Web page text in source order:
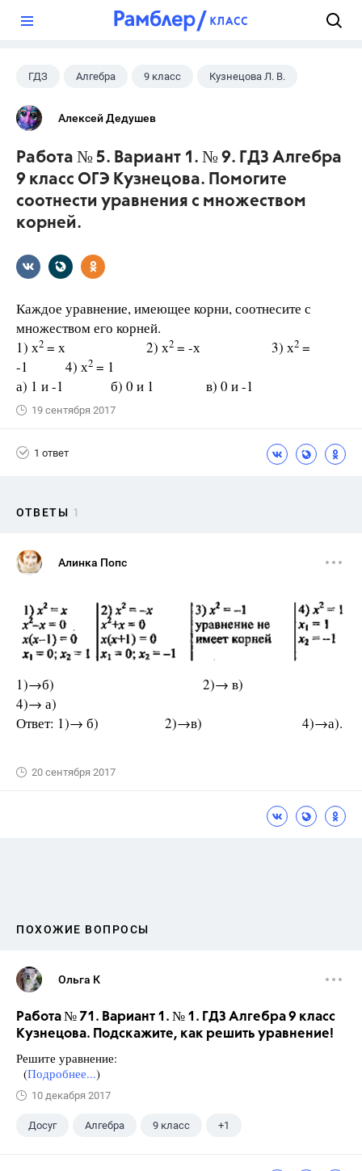
ГДЗ Алгебра 9 класс Кузнецова Л. В.
Алексей Дедушев
Работа № 5. Вариант 1. № 9. ГДЗ Алгебра
9 класс ОГЭ Кузнецова. Помогите
соотнести уравнения с множеством
корней.
Каждое уравнение, имеющее корни, соотнесите с
множеством его корней.
1) х2 = х 2) х2 = -х 3) х2 =
-1 4) х2 = 1
а) 1 и -1 б) 0 и 1 в) 0 и -1
19 сентября 2017
1 ответ
ОТВЕТЫ 1
Алинка Попс
1)→б) 2)→ в)
4)→ а)
Ответ: 1)→ б) 2)→в) 4)→а).
20 сентября 2017
ПОХОЖИЕ ВОПРОСЫ
Ольга К
Работа № 71. Вариант 1. № 1. ГДЗ Алгебра 9 класс
Кузнецова. Подскажите, как решить уравнение!
Решите уравнение:
(Подробнее...)
10 декабря 2017
Досуг Алгебра 9 класс +1